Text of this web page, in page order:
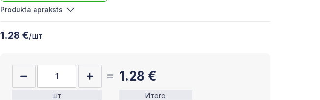
Produkta apraksts
1.28 €/шт
шт
1.28 €
Итого